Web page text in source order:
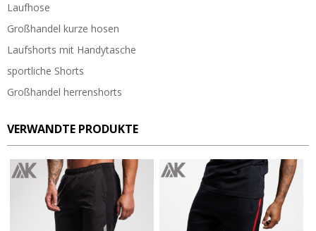
Laufhose
Großhandel kurze hosen
Laufshorts mit Handytasche
sportliche Shorts
Großhandel herrenshorts
VERWANDTE PRODUKTE